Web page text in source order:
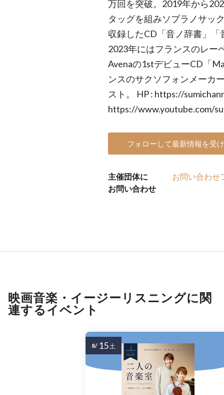
万回を突破。2019年から
タッグを組みソプラノサッ
収録したCD「音ノ辞書」
2023年にはフランスのレー
Avenaの1stデビューCD「
ンスのサクソフォンメーカ
スト。 HP : https://
https://www.youtube.com/
フォローして最新情報を受
主催団体に
お問い合わせ
お問い合わせ
映画音楽・イージーリスニングに関
連するイベント
8/ 15土